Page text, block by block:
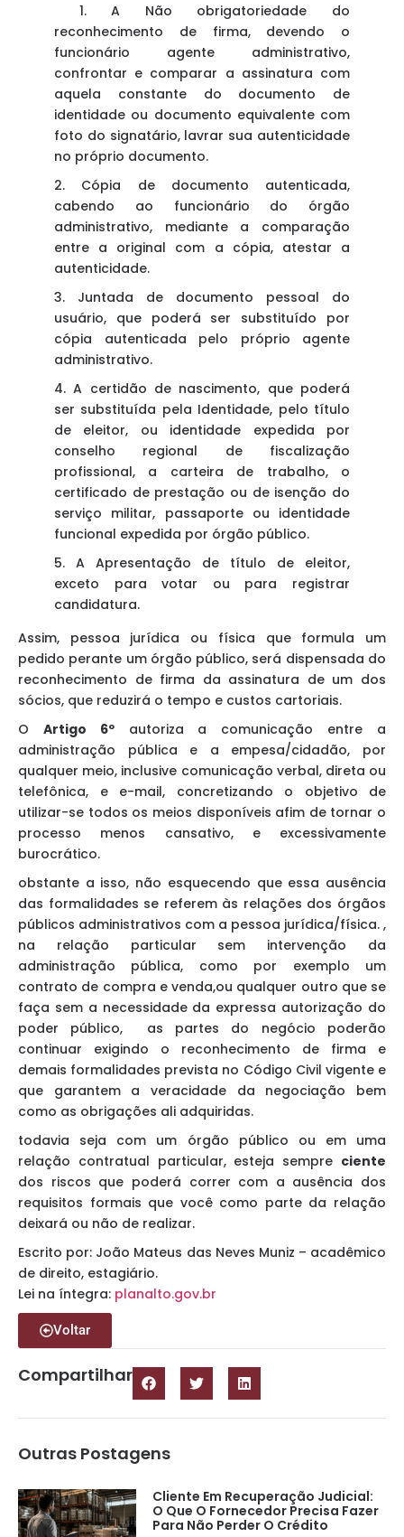
1. A Não obrigatoriedade do
reconhecimento de firma, devendo o
funcionário agente administrativo,
confrontar e comparar a assinatura com
aquela constante do documento de
identidade ou documento equivalente com
foto do signatário, lavrar sua autenticidade
no próprio documento.
2. Cópia de documento autenticada,
cabendo ao funcionário do órgão
administrativo, mediante a comparação
entre a original com a cópia, atestar a
autenticidade.
3. Juntada de documento pessoal do
usuário, que poderá ser substituído por
cópia autenticada pelo próprio agente
administrativo.
4. A certidão de nascimento, que poderá
ser substituída pela Identidade, pelo título
de eleitor, ou identidade expedida por
conselho regional de fiscalização
profissional, a carteira de trabalho, o
certificado de prestação ou de isenção do
serviço militar, passaporte ou identidade
funcional expedida por órgão público.
5. A Apresentação de título de eleitor,
exceto para votar ou para registrar
candidatura.
Assim, pessoa jurídica ou física que formula um
pedido perante um órgão público, será dispensada do
reconhecimento de firma da assinatura de um dos
sócios, que reduzirá o tempo e custos cartoriais.
O Artigo 6ºautoriza a comunicação entre a
administração pública e a empesa/cidadão, por
qualquer meio, inclusive comunicação verbal, direta ou
telefônica, e e-mail, concretizando o objetivo de
utilizar-se todos os meios disponíveis afim de tornar o
processo menos cansativo, e excessivamente
burocrático.
obstante a isso, não esquecendo que essa ausência
das formalidades se referem às relações dos órgãos
públicos administrativos com a pessoa jurídica/física. ,
na relação particular sem intervenção da
administração pública, como por exemplo um
contrato de compra e venda,ou qualquer outro que se
faça sem a necessidade da expressa autorização do
poder público, as partes do negócio poderão
continuar exigindo o reconhecimento de firma e
demais formalidades prevista no Código Civil vigente e
que garantem a veracidade da negociação bem
como as obrigações ali adquiridas.
todavia seja com um órgão público ou em uma
relação contratual particular, esteja sempre ciente
dos riscos que poderá correr com a ausência dos
requisitos formais que você como parte da relação
deixará ou não de realizar.
Escrito por: João Mateus das Neves Muniz – acadêmico
de direito, estagiário.
Lei na íntegra: planalto.gov.br
Voltar
Compartilhar
Outras Postagens
Cliente Em Recuperação Judicial:
O Que O Fornecedor Precisa Fazer
Para Não Perder O Crédito